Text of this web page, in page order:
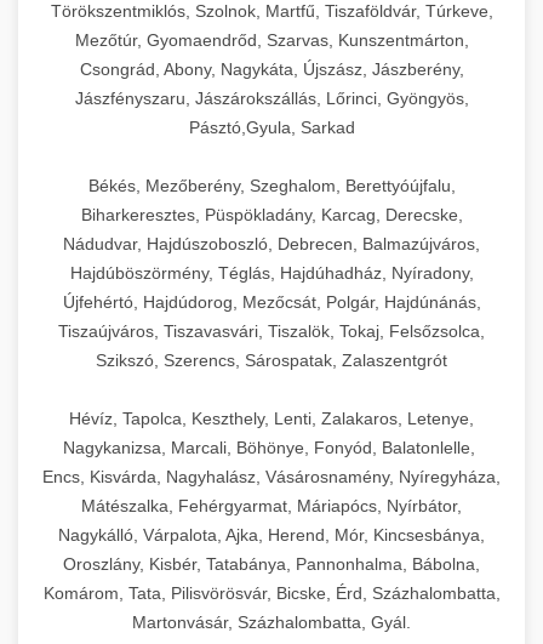
Törökszentmiklós, Szolnok, Martfű, Tiszaföldvár, Túrkeve,
Mezőtúr, Gyomaendrőd, Szarvas, Kunszentmárton,
Csongrád, Abony, Nagykáta, Újszász, Jászberény,
Jászfényszaru, Jászárokszállás, Lőrinci, Gyöngyös,
Pásztó,Gyula, Sarkad
Békés, Mezőberény, Szeghalom, Berettyóújfalu,
Biharkeresztes, Püspökladány, Karcag, Derecske,
Nádudvar, Hajdúszoboszló, Debrecen, Balmazújváros,
Hajdúböszörmény, Téglás, Hajdúhadház, Nyíradony,
Újfehértó, Hajdúdorog, Mezőcsát, Polgár, Hajdúnánás,
Tiszaújváros, Tiszavasvári, Tiszalök, Tokaj, Felsőzsolca,
Szikszó, Szerencs, Sárospatak, Zalaszentgrót
Hévíz, Tapolca, Keszthely, Lenti, Zalakaros, Letenye,
Nagykanizsa, Marcali, Böhönye, Fonyód, Balatonlelle,
Encs, Kisvárda, Nagyhalász, Vásárosnamény, Nyíregyháza,
Mátészalka, Fehérgyarmat, Máriapócs, Nyírbátor,
Nagykálló, Várpalota, Ajka, Herend, Mór, Kincsesbánya,
Oroszlány, Kisbér, Tatabánya, Pannonhalma, Bábolna,
Komárom, Tata, Pilisvörösvár, Bicske, Érd, Százhalombatta,
Martonvásár, Százhalombatta, Gyál.